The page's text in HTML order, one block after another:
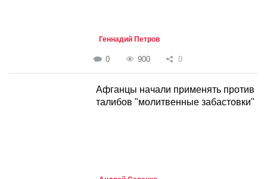
Геннадий Петров
0 900 0
Афганцы начали применять против
талибов "молитвенные забастовки"